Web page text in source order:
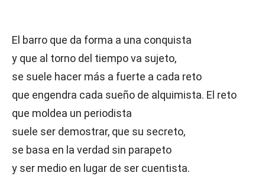
El barro que da forma a una conquista
y que al torno del tiempo va sujeto,
se suele hacer más a fuerte a cada reto
que engendra cada sueño de alquimista. El reto
que moldea un periodista
suele ser demostrar, que su secreto,
se basa en la verdad sin parapeto
y ser medio en lugar de ser cuentista.